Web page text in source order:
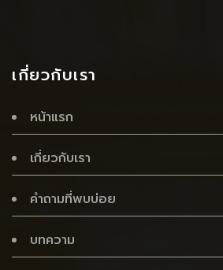
เกี่ยวกับเรา
หน้าแรก
เกี่ยวกับเรา
คำถามที่พบบ่อย
บทความ